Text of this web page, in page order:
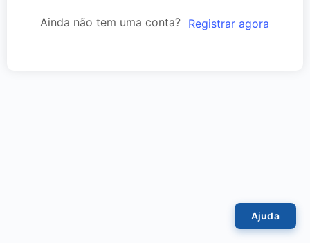
Ainda não tem uma conta? Registrar agora
Ajuda